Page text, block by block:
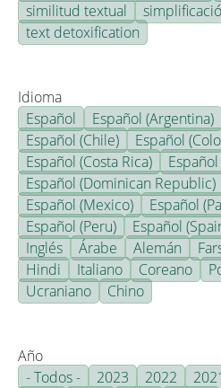
similitud textual
text detoxification
Idioma
Español
Español (Argentina)
Español (Chile)
Español
Español (Costa Rica)
Español (Dominican Republic)
Español (Mexico)
Español
Español (Peru)
Español
Inglés
Árabe Alemán
Hindi
Italiano Coreano
Ucraniano
Chino
Año
- Todos -
2023 2022